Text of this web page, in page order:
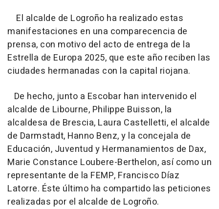
El alcalde de Logroño ha realizado estas
manifestaciones en una comparecencia de
prensa, con motivo del acto de entrega de la
Estrella de Europa 2025, que este año reciben las
ciudades hermanadas con la capital riojana.
De hecho, junto a Escobar han intervenido el
alcalde de Libourne, Philippe Buisson, la
alcaldesa de Brescia, Laura Castelletti, el alcalde
de Darmstadt, Hanno Benz, y la concejala de
Educación, Juventud y Hermanamientos de Dax,
Marie Constance Loubere-Berthelon, así como un
representante de la FEMP, Francisco Díaz
Latorre. Éste último ha compartido las peticiones
realizadas por el alcalde de Logroño.